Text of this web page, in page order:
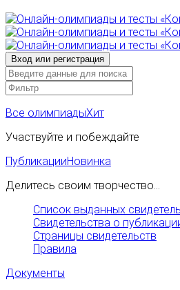
Все олимпиадыХит
Участвуйте и побеждайте
ПубликацииНовинка
Делитесь своим творчество...
Список выданных
Свидетельства о
Страницы свидетельств
Правила
Документы